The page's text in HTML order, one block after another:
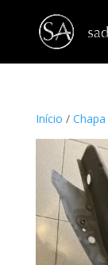
Início / Chapa